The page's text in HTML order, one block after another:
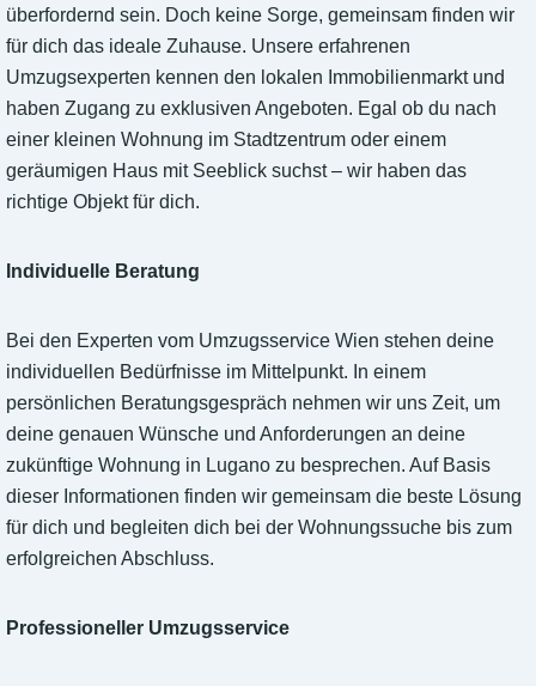
überfordernd sein. Doch keine Sorge, gemeinsam finden wir
für dich das ideale Zuhause. Unsere erfahrenen
Umzugsexperten kennen den lokalen Immobilienmarkt und
haben Zugang zu exklusiven Angeboten. Egal ob du nach
einer kleinen Wohnung im Stadtzentrum oder einem
geräumigen Haus mit Seeblick suchst – wir haben das
richtige Objekt für dich.
Individuelle Beratung
Bei den Experten vom Umzugsservice Wien stehen deine
individuellen Bedürfnisse im Mittelpunkt. In einem
persönlichen Beratungsgespräch nehmen wir uns Zeit, um
deine genauen Wünsche und Anforderungen an deine
zukünftige Wohnung in Lugano zu besprechen. Auf Basis
dieser Informationen finden wir gemeinsam die beste Lösung
für dich und begleiten dich bei der Wohnungssuche bis zum
erfolgreichen Abschluss.
Professioneller Umzugsservice